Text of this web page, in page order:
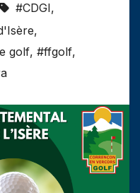
#CDGI,
,
golf, #ffgolf,